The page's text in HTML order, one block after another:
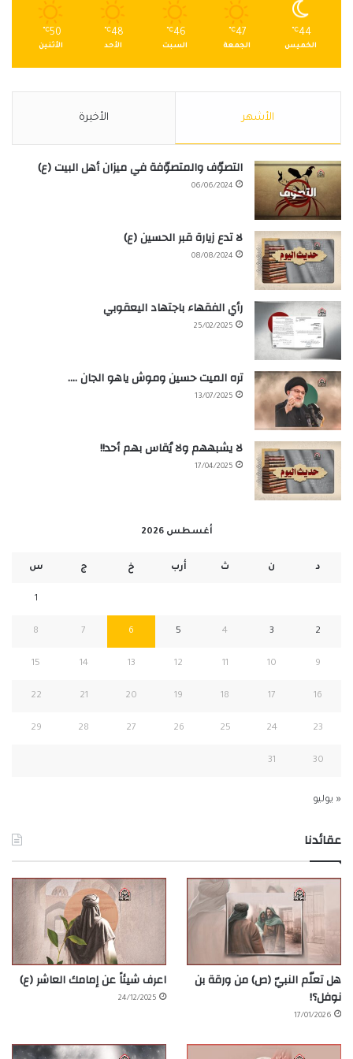
44
℃
الخميس
47
℃
الجمعة
46
℃
السبت
48
℃
الأحد
50
℃
الأثنين
الأشهر الأخيرة
التصوّف والمتصوّفة في ميزان أهل البيت (ع)
06/06/2024
لا تدع زيارة قبر الحسين (ع)
08/08/2024
رأي الفقهاء باجتهاد اليعقوبي
25/02/2025
تره الميت حسين وموش ياهو الجان ….
13/07/2025
لا يشبههم ولا يُقاس بهم أحد!!
17/04/2025
أغسطس 2026
د ن ث أرب خ ج س
1
2
3
4
5
6
7
8
9
10
11
12
13
14
15
16
17
18
19
20
21
22
23
24
25
26
27
28
29
30
31
« يوليو
عقائدنا
هل تعلّم النبيّ (ص) من ورقة بن
نوفل؟!
17/01/2026
اعرف شيئاً عن إمامك العاشر (ع)
24/12/2025